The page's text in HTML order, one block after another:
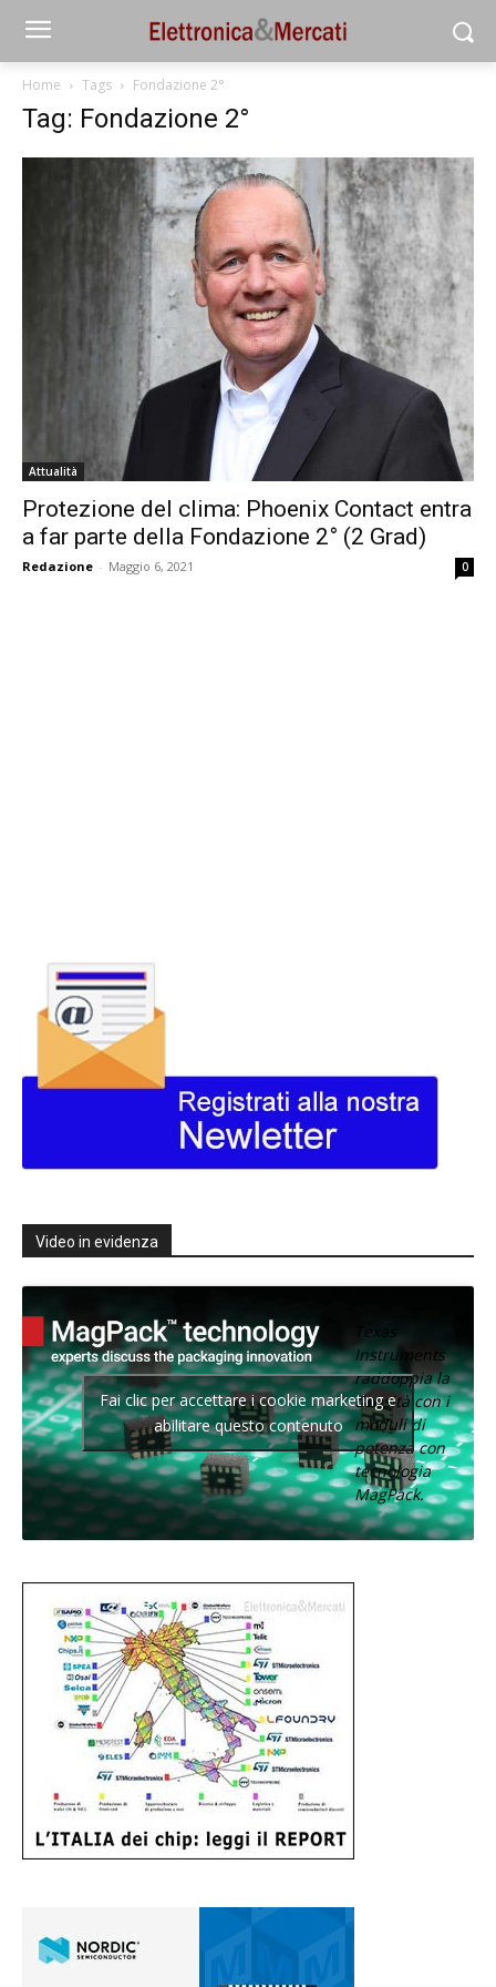
Home Tags Fondazione 2°
Tag: Fondazione 2°
Attualità
Protezione del clima: Phoenix Contact entra
a far parte della Fondazione 2° (2 Grad)
Redazione - Maggio 6, 2021 0
Video in evidenza
Texas
Instruments
raddoppia la
densità con i
moduli di
potenza con
tecnologia
MagPack.
Fai clic per accettare i cookie marketing e
abilitare questo contenuto